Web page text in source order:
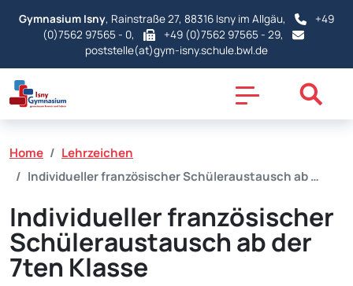
Gymnasium Isny, Rainstraße 27, 88316 Isny im Allgäu,
+49
(0)7562 97565 - 0,
+49 (0)7562 97565 - 29,
poststelle(at)gym-isny.schule.bwl.de
Home
Lehrzeichen
Individueller französischer Schüleraustausch ab …
Individueller französischer
Schüleraustausch ab der
7ten Klasse